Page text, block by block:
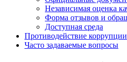
Независимая оценка
Форма отзывов и
Доступная среда
Противодействие коррупции
Часто задаваемые вопросы